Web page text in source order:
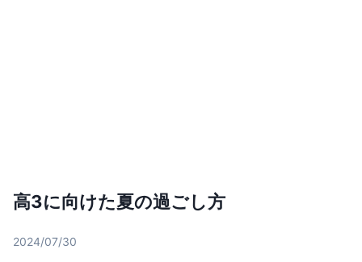
高3に向けた夏の過ごし方
2024/07/30